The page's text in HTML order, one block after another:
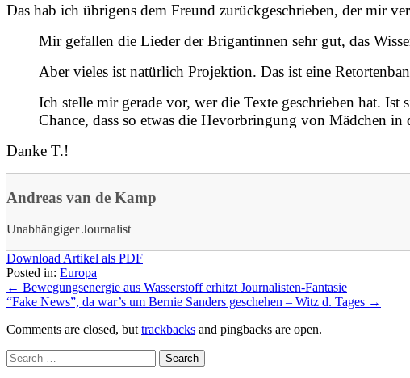
Das hab ich übrigens dem Freund zurückgeschrieben, der mir
Mir gefallen die Lieder der Brigantinnen sehr gut, das
Aber vieles ist natürlich Projektion. Das ist eine
Ich stelle mir gerade vor, wer die Texte geschrieben hat.
Chance, dass so etwas die Hevorbringung von Mädchen
Danke T.!
Andreas van de Kamp
Unabhängiger Journalist
Download Artikel als PDF
Posted in: Europa
← Bewegungsenergie aus Wasserstoff erhitzt Journalisten-Fantasie
“Fake News”, da war’s um Bernie Sanders geschehen – Witz d. Tages →
Comments are closed, but trackbacks and pingbacks are open.